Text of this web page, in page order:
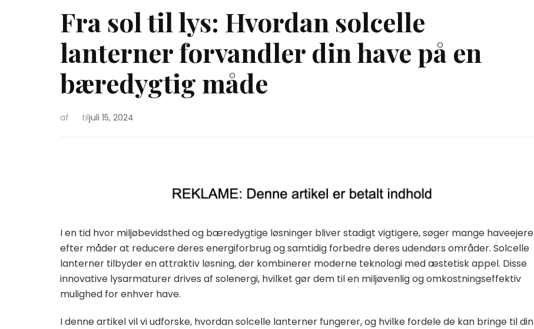
Fra sol til lys: Hvordan solcelle
lanterner forvandler din have på en
bæredygtig måde
af tiljuli 15, 2024
I en tid hvor miljøbevidsthed og bæredygtige løsninger bliver stadigt vigtigere, søger mange haveejere
efter måder at reducere deres energiforbrug og samtidig forbedre deres udendørs områder. Solcelle
lanterner tilbyder en attraktiv løsning, der kombinerer moderne teknologi med æstetisk appel. Disse
innovative lysarmaturer drives af solenergi, hvilket gør dem til en miljøvenlig og omkostningseffektiv
mulighed for enhver have.
I denne artikel vil vi udforske, hvordan solcelle lanterner fungerer, og hvilke fordele de kan bringe til din